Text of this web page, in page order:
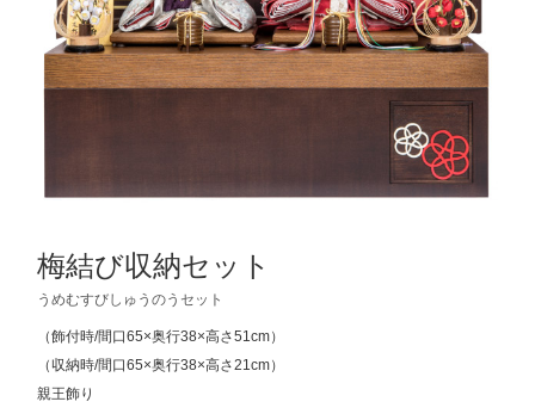
梅結び収納セット
うめむすびしゅうのうセット
（飾付時/間口65×奥行38×高さ51cm）
（収納時/間口65×奥行38×高さ21cm）
親王飾り